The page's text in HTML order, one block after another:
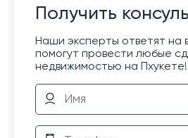
Получить
Наши эксперты ответят на
помогут провести любые
недвижимостью на Пхукете!